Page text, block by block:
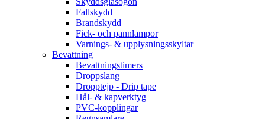
Fallskydd
Brandskydd
Fick- och pannlampor
Varnings- & upplysningsskyltar
Bevattning
Bevattningstimers
Droppslang
Dropptejp - Drip tape
Hål- & kapverktyg
PVC-kopplingar